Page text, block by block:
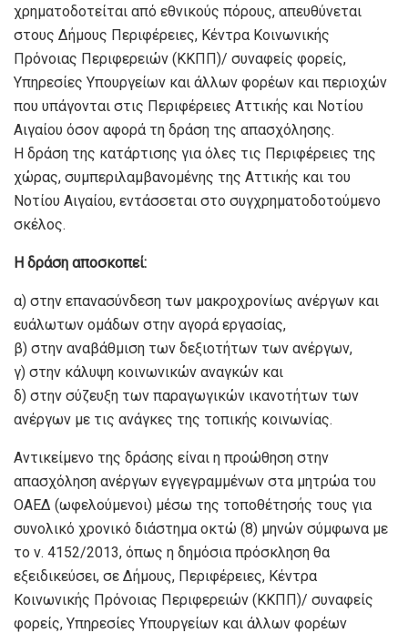
χρηματοδοτείται από εθνικούς πόρους, απευθύνεται
στους Δήμους Περιφέρειες, Κέντρα Κοινωνικής
Πρόνοιας Περιφερειών (ΚΚΠΠ)/ συναφείς φορείς,
Υπηρεσίες Υπουργείων και άλλων φορέων και περιοχών
που υπάγονται στις Περιφέρειες Αττικής και Νοτίου
Αιγαίου όσον αφορά τη δράση της απασχόλησης.
Η δράση της κατάρτισης για όλες τις Περιφέρειες της
χώρας, συμπεριλαμβανομένης της Αττικής και του
Νοτίου Αιγαίου, εντάσσεται στο συγχρηματοδοτούμενο
σκέλος.
Η δράση αποσκοπεί:
α) στην επανασύνδεση των μακροχρονίως ανέργων και
ευάλωτων ομάδων στην αγορά εργασίας,
β) στην αναβάθμιση των δεξιοτήτων των ανέργων,
γ) στην κάλυψη κοινωνικών αναγκών και
δ) στην σύζευξη των παραγωγικών ικανοτήτων των
ανέργων με τις ανάγκες της τοπικής κοινωνίας.
Αντικείμενο της δράσης είναι η προώθηση στην
απασχόληση ανέργων εγγεγραμμένων στα μητρώα του
ΟΑΕΔ (ωφελούμενοι) μέσω της τοποθέτησής τους για
συνολικό χρονικό διάστημα οκτώ (8) μηνών σύμφωνα με
το ν. 4152/2013, όπως η δημόσια πρόσκληση θα
εξειδικεύσει, σε Δήμους, Περιφέρειες, Κέντρα
Κοινωνικής Πρόνοιας Περιφερειών (ΚΚΠΠ)/ συναφείς
φορείς, Υπηρεσίες Υπουργείων και άλλων φορέων